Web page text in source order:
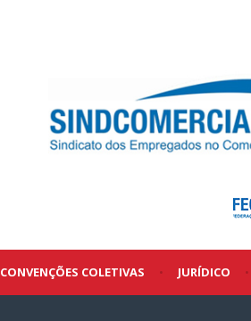
CONVENÇÕES COLETIVAS • JURÍDICO •